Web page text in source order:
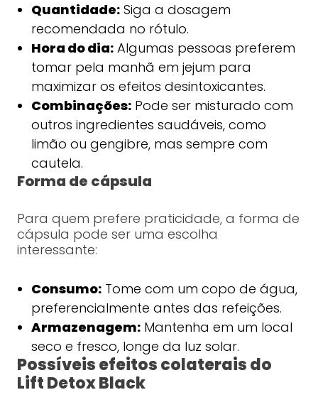
Quantidade:Siga a dosagem
recomendada no rótulo.
Hora do dia:Algumas pessoas preferem
tomar pela manhã em jejum para
maximizar os efeitos desintoxicantes.
Combinações:Pode ser misturado com
outros ingredientes saudáveis, como
limão ou gengibre, mas sempre com
cautela.
Forma de cápsula
Para quem prefere praticidade, a forma de
cápsula pode ser uma escolha
interessante:
Consumo:Tome com um copo de água,
preferencialmente antes das refeições.
Armazenagem:Mantenha em um local
seco e fresco, longe da luz solar.
Possíveis efeitos colaterais do
Lift Detox Black